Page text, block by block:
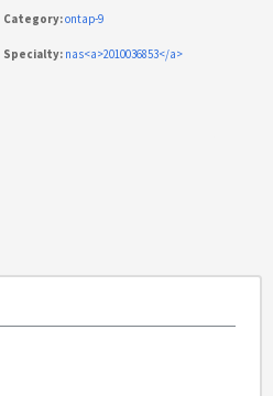
Category:ontap-9
Specialty: nas<a>2010036853</a>